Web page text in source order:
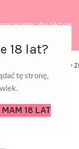
18 lat?
tę stronę,
MAM 18 LAT
aby nikt nie
0,00